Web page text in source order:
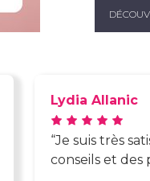
Lydia Allanic
Je suis très
conseils et des